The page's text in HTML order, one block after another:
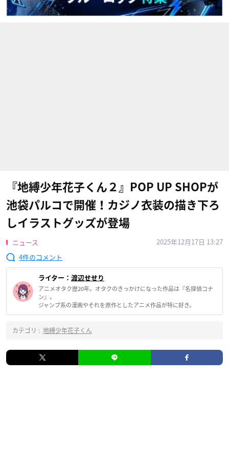
『地縛少年花子くん２』POP UP SHOPが
池袋パルコで開催！カジノ衣装の描き下ろ
しイラストグッズが登場
ニュース
2025年12月17日 13:27
4
ライター： 渡辺せせり
アニメオタク歴20年。オタクのきっかけになった作品は『名探偵コナ
ン』。
ジャンプ系の漫画やそれを原作としたアニメ作品が特に好き。
カテゴリ : 地縛少年花子くん